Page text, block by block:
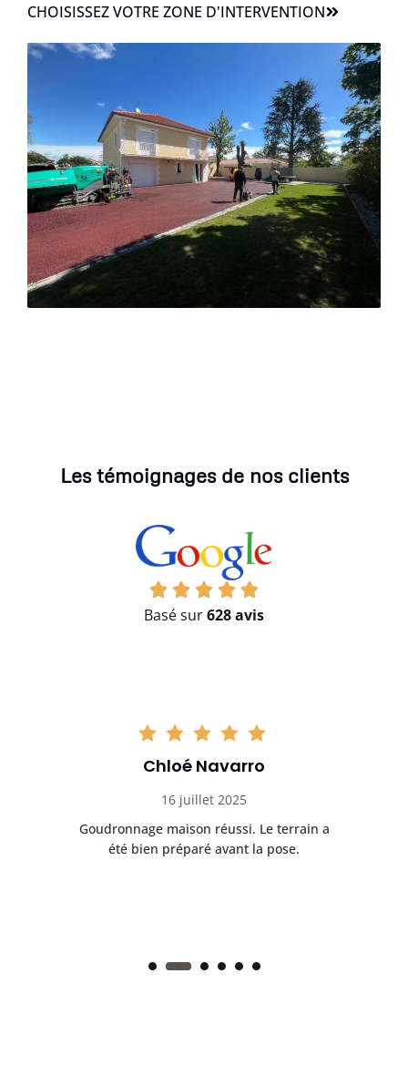
CHOISISSEZ VOTRE ZONE D'INTERVENTION
Les témoignages de nos clients
Basé sur628 avis
Chloé Navarro
16 juillet 2025
Goudronnage maison réussi. Le terrain a
été bien préparé avant la pose.